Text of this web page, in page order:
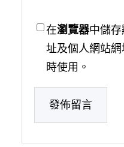
在瀏覽器中儲
址及個人網站
時使用。